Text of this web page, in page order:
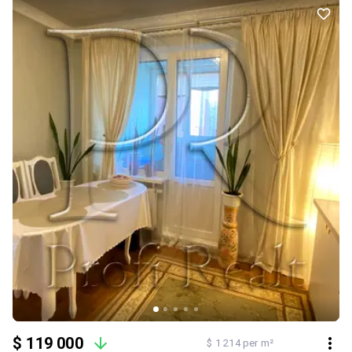
дерев, навіть біля підїзду розарій і зелена садиба. -поруч багато
супермаркетів. -школа, дит. садочок. -Величезний красивий
парк. -Зручний виїзд до центру міста
$ 119 000 $ 1 214 per m²